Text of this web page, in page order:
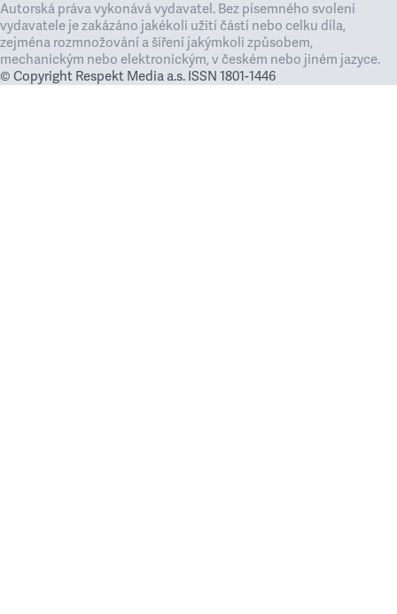
Autorská práva vykonává vydavatel. Bez písemného svolení
vydavatele je zakázáno jakékoli užití částí nebo celku díla,
zejména rozmnožování a šíření jakýmkoli způsobem,
mechanickým nebo elektronickým, v českém nebo jiném jazyce.
© Copyright Respekt Media a.s. ISSN 1801-1446